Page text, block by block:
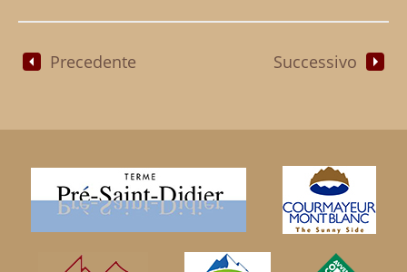
Precedente Successivo